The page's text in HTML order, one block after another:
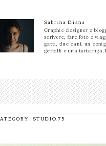
Sabrina Diana
Graphic designer e
scrivere, fare foto e
gatti, due cani, un
gerbilli e una tartaruga.
STUDIO.75